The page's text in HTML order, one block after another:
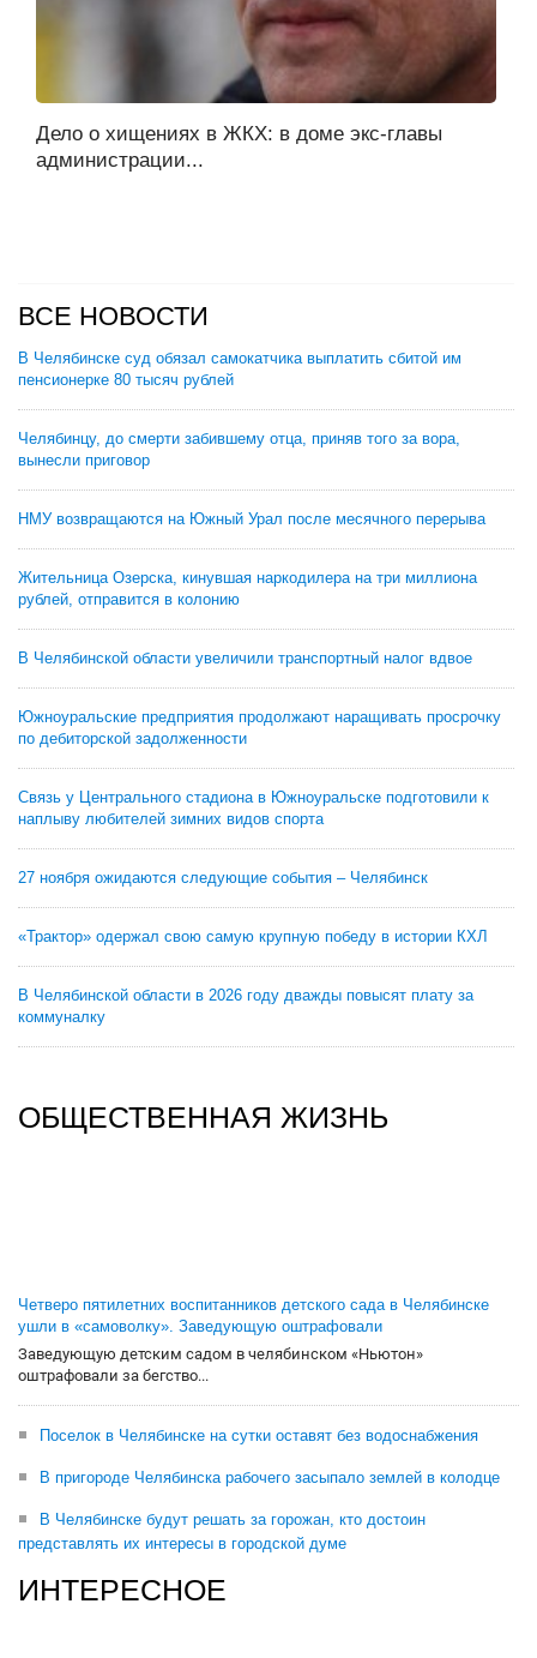
Дело о хищениях в ЖКХ: в доме экс-главы
администрации...
ВСЕ НОВОСТИ
В Челябинске суд обязал самокатчика выплатить сбитой им
пенсионерке 80 тысяч рублей
Челябинцу, до смерти забившему отца, приняв того за вора,
вынесли приговор
НМУ возвращаются на Южный Урал после месячного перерыва
Жительница Озерска, кинувшая наркодилера на три миллиона
рублей, отправится в колонию
В Челябинской области увеличили транспортный налог вдвое
Южноуральские предприятия продолжают наращивать просрочку
по дебиторской задолженности
Связь у Центрального стадиона в Южноуральске подготовили к
наплыву любителей зимних видов спорта
27 ноября ожидаются следующие события – Челябинск
«Трактор» одержал свою самую крупную победу в истории КХЛ
В Челябинской области в 2026 году дважды повысят плату за
коммуналку
ОБЩЕСТВЕННАЯ ЖИЗНЬ
Четверо пятилетних воспитанников детского сада в Челябинске
ушли в «самоволку». Заведующую оштрафовали
Заведующую детским садом в челябинском «Ньютон»
оштрафовали за бегство...
Поселок в Челябинске на сутки оставят без водоснабжения
В пригороде Челябинска рабочего засыпало землей в колодце
В Челябинске будут решать за горожан, кто достоин
представлять их интересы в городской думе
ИНТЕРЕСНОЕ